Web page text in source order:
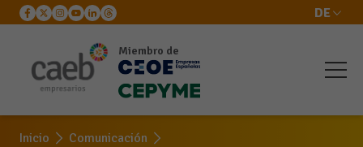
DE
Miembro de
Inicio
Comunicación